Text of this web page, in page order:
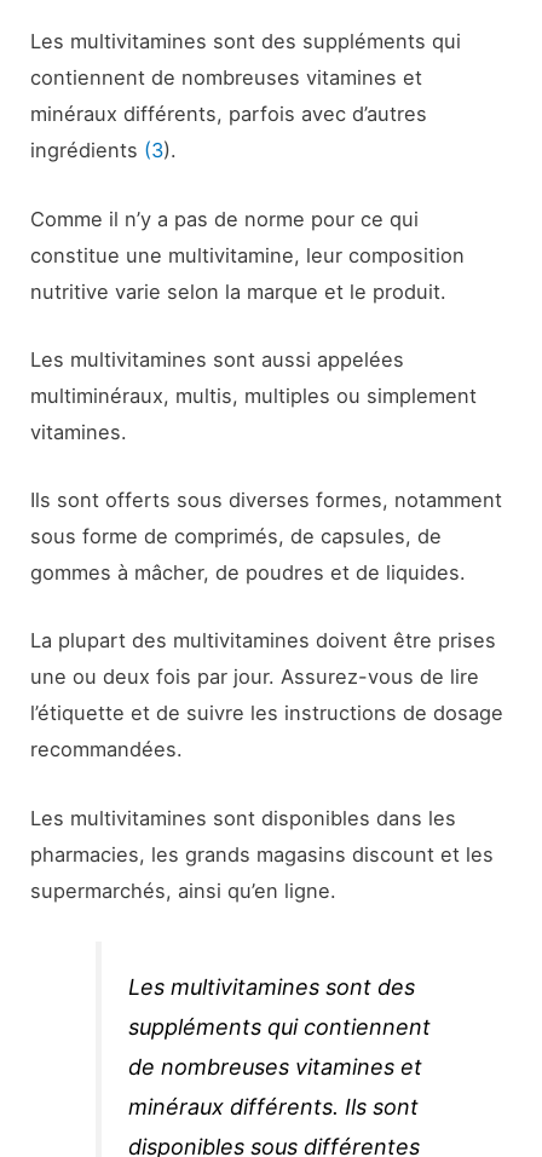
Les multivitamines sont des suppléments qui
contiennent de nombreuses vitamines et
minéraux différents, parfois avec d’autres
ingrédients (3).
Comme il n’y a pas de norme pour ce qui
constitue une multivitamine, leur composition
nutritive varie selon la marque et le produit.
Les multivitamines sont aussi appelées
multiminéraux, multis, multiples ou simplement
vitamines.
Ils sont offerts sous diverses formes, notamment
sous forme de comprimés, de capsules, de
gommes à mâcher, de poudres et de liquides.
La plupart des multivitamines doivent être prises
une ou deux fois par jour. Assurez-vous de lire
l’étiquette et de suivre les instructions de dosage
recommandées.
Les multivitamines sont disponibles dans les
pharmacies, les grands magasins discount et les
supermarchés, ainsi qu’en ligne.
Les multivitamines sont des
suppléments qui contiennent
de nombreuses vitamines et
minéraux différents. Ils sont
disponibles sous différentes